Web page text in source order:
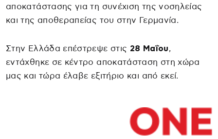
αποκατάστασης για τη συνέχιση της νοσηλείας
και της αποθεραπείας του στην Γερμανία.
Στην Ελλάδα επέστρεψε στις 28 Μαΐου,
εντάχθηκε σε κέντρο αποκατάσταση στη χώρα
μας και τώρα έλαβε εξιτήριο και από εκεί.